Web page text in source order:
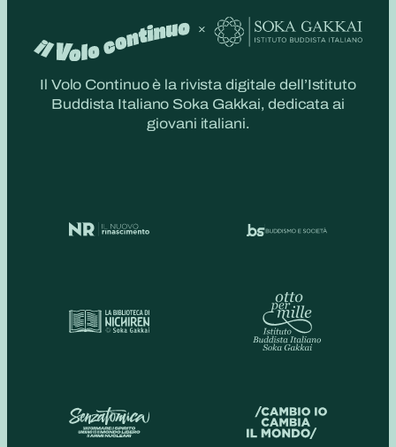
Il Volo Continuo è la rivista digitale dell’Istituto
Buddista Italiano Soka Gakkai, dedicata ai
giovani italiani.